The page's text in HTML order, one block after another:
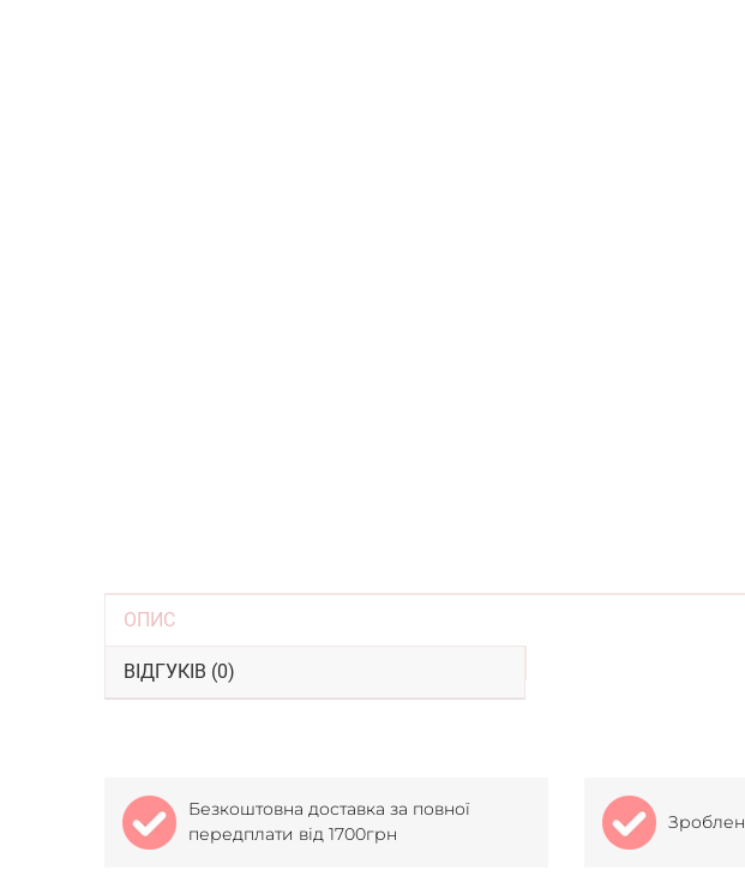
ОПИС
ВІДГУКІВ (0)
Безкоштовна доставка за повної
передплати від 1700грн